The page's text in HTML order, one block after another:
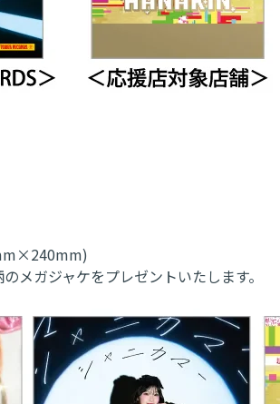
メガジャケをプレゼントいたします。